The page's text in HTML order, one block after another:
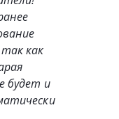
как
будет и